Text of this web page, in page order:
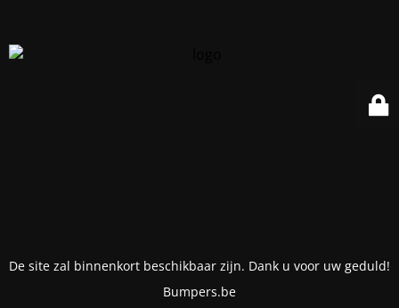
De site zal binnenkort beschikbaar zijn. Dank u voor uw geduld!
Bumpers.be